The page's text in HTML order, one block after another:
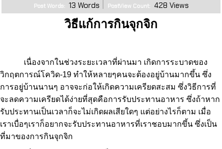
Post Words: 13 Words PostView Count: 428 Views
วิธีแก้การกินจุกจิก
เนื่องจากในช่วงระยะเวลาที่ผ่านมา เกิดการระบาดของ
วิกฤตการณ์โควิด-19 ทำให้หลายๆคนจะต้องอยู่บ้านมากขึ้น ซึ่ง
การอยู่บ้านนานๆ อาจจะก่อให้เกิดความเครียดสะสม ซึ่งวิธีการที่
จะลดความเครียดได้ง่ายที่สุดคือการรับประทานอาหาร ซึ่งถ้าหาก
รับประทานเป็นเวลาก็จะไม่เกิดผลเสียใดๆ แต่อย่างไรก็ตาม เมื่อ
เราเบื่อๆเราก็อยากจะรับประทานอาหารที่เราชอบมากขึ้น ซึ่งเป็น
ที่มาของการกินจุกจิก